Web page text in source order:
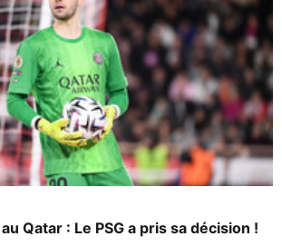
Qatar : Le PSG a pris sa décision !